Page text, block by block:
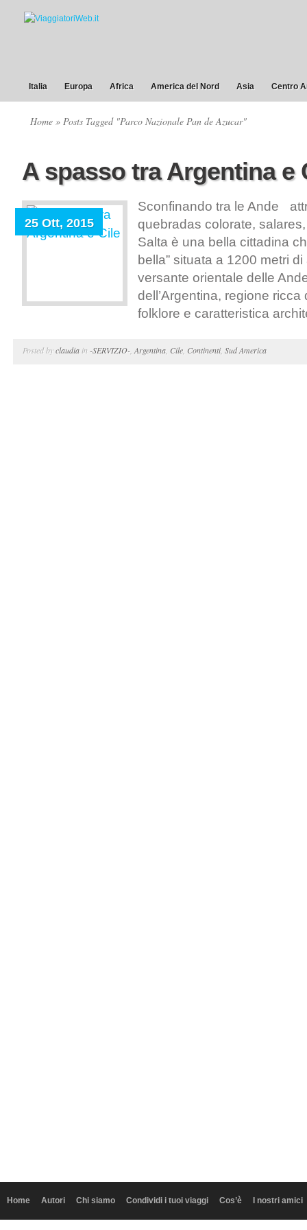
Italia Europa Africa America del Nord Asia Centro
Home » Posts Tagged "Parco Nazionale Pan de Azucar"
A spasso tra Argentina e
25 Ott, 2015
Sconfinando tra le Ande
quebradas colorate,
Salta è una bella cittadina
bella” situata a 1200 metri
versante orientale delle
dell’Argentina, regione ricca
folklore e caratteristica
Posted byclaudia in -SERVIZIO- Argentina Cile Continenti, Sud America
Home Autori Chi siamo Condividi i tuoi viaggi Cos’è I nostri amici